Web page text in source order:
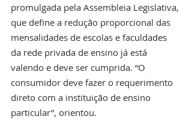
promulgada pela Assembleia Legislativa,
que define a redução proporcional das
mensalidades de escolas e faculdades
da rede privada de ensino já está
valendo e deve ser cumprida. “O
consumidor deve fazer o requerimento
direto com a instituição de ensino
particular”, orientou.